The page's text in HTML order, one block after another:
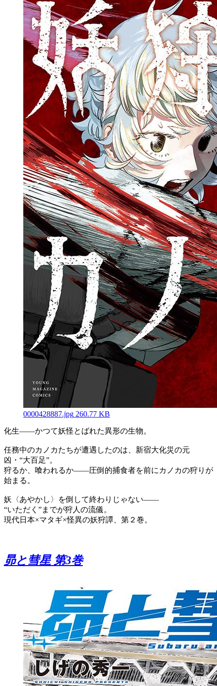
0000428887.jpg 260.77 KB
化生――かつて妖怪とばれた異形の生物。
任務中のカノカたちが遭遇したのは、新宿大化災の元
凶・“大百足”。
狩るか、喰われるか――圧倒的捕食者を前にカノカの狩りが
始まる。
妖〈あやかし〉を倒して終わりじゃない――
“いただく”までが狩人の流儀。
現代日本×マタギ×怪異の妖狩譚、第２巻。
昴と彗星 第3巻